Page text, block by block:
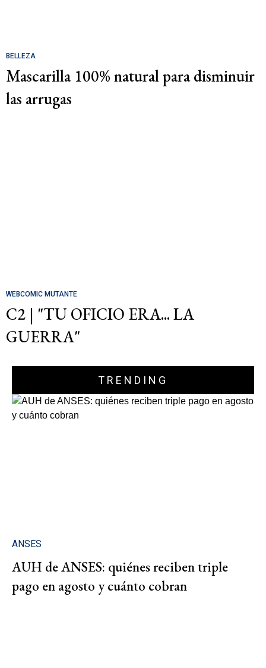
BELLEZA
Mascarilla 100% natural para disminuir
las arrugas
WEBCOMIC MUTANTE
C2 | "TU OFICIO ERA... LA
GUERRA"
TRENDING
ANSES
AUH de ANSES: quiénes reciben triple
pago en agosto y cuánto cobran